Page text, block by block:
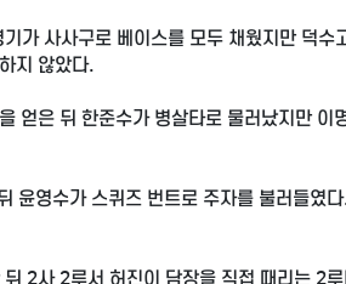
가 사사구로 베이스를 모두 채웠지만 덕수
지 않았다.
얻은 뒤 한준수가 병살타로 물러났지만 이
윤영수가 스퀴즈 번트로 주자를 불러들였
2사 2루서 허진이 담장을 직접 때리는 2